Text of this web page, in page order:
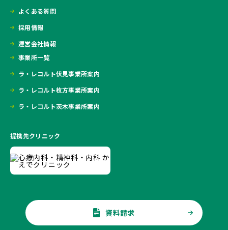
よくある質問
採用情報
運営会社情報
事業所一覧
ラ・レコルト伏見事業所案内
ラ・レコルト枚方事業所案内
ラ・レコルト茨木事業所案内
提携先クリニック
資料請求